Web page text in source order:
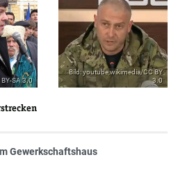
SA 3.0
Source
(Credits)
Bild: youtube,wikimedia/CC BY
3.0
Gewerkschaftshaus